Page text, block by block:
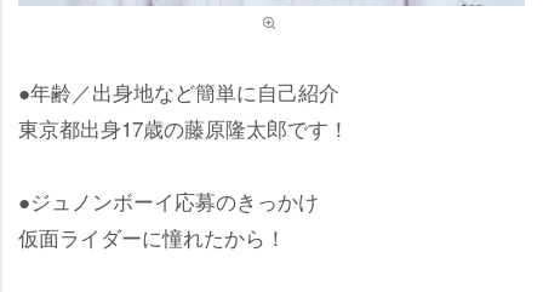
●年齢／出身地など簡単に自己紹介
東京都出身17歳の藤原隆太郎です！
●ジュノンボーイ応募のきっかけ
仮面ライダーに憧れたから！